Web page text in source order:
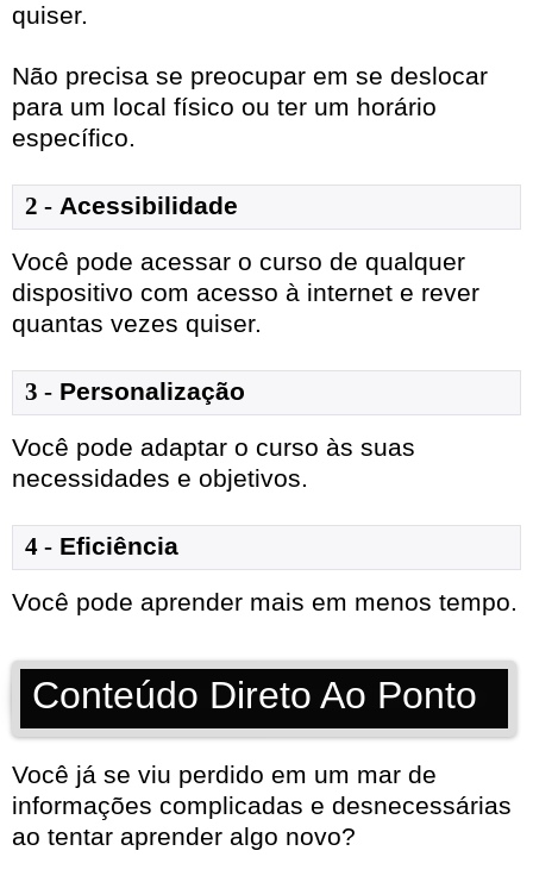
quiser.
Não precisa se preocupar em se deslocar
para um local físico ou ter um horário
específico.
2 - Acessibilidade
Você pode acessar o curso de qualquer
dispositivo com acesso à internet e rever
quantas vezes quiser.
3 - Personalização
Você pode adaptar o curso às suas
necessidades e objetivos.
4 - Eficiência
Você pode aprender mais em menos tempo.
Conteúdo Direto Ao Ponto
Você já se viu perdido em um mar de
informações complicadas e desnecessárias
ao tentar aprender algo novo?